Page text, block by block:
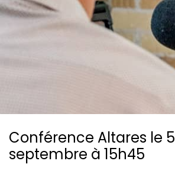
Ressources
Conférence Altares le 5
septembre à 15h45